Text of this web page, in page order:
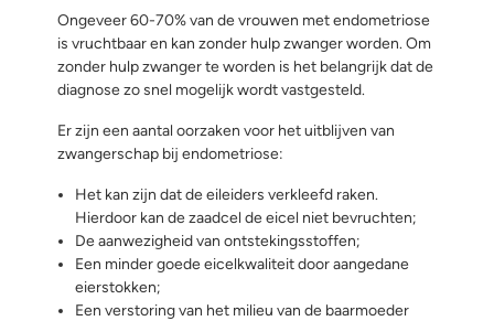
Ongeveer 60-70% van de vrouwen met endometriose
is vruchtbaar en kan zonder hulp zwanger worden. Om
zonder hulp zwanger te worden is het belangrijk dat de
diagnose zo snel mogelijk wordt vastgesteld.
Er zijn een aantal oorzaken voor het uitblijven van
zwangerschap bij endometriose:
Het kan zijn dat de eileiders verkleefd raken.
Hierdoor kan de zaadcel de eicel niet bevruchten;
De aanwezigheid van ontstekingsstoffen;
Een minder goede eicelkwaliteit door aangedane
eierstokken;
Een verstoring van het milieu van de baarmoeder